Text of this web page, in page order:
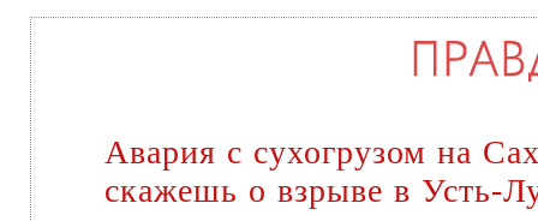
Авария с сухогрузом на
скажешь о взрыве в Усть-